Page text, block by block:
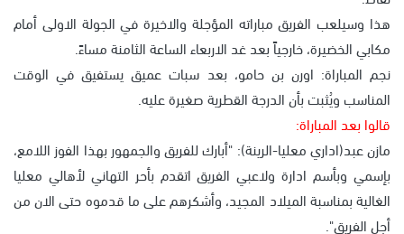
هذا وسيلعب الفريق مباراته المؤجلة والاخيرة في الجولة الاولى أمام
مكابي الخضيرة، خارجياً بعد غد الاربعاء الساعة الثامنة مساءً.
نجم المباراة: اورن بن حامو، بعد سبات عميق يستفيق في الوقت
المناسب ويُثبت بأن الدرجة القطرية صغيرة عليه.
قالوا بعد المباراة:
مازن عبد(اداري معليا-الرينة): "أبارك للفريق والجمهور بهذا الفوز اللامع،
بإسمي وبأسم ادارة ولاعبي الفريق اتقدم بأحر التهاني لأهالي معليا
الغالية بمناسبة الميلاد المجيد، وأشكرهم على ما قدموه حتى الان من
أجل الفريق".